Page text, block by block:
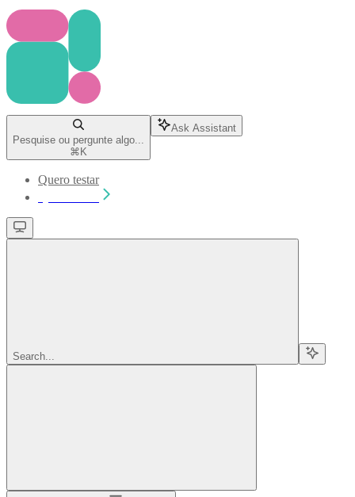
Pesquise ou pergunte algo...
⌘ K
Ask Assistant
Quero testar
Search...